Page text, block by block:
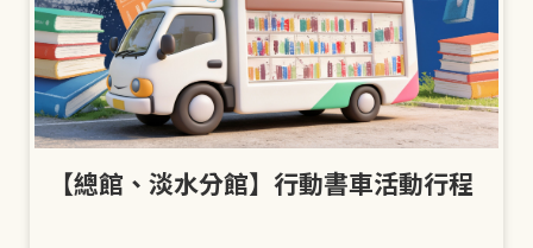
【總館、淡水分館】行動書車活動行程